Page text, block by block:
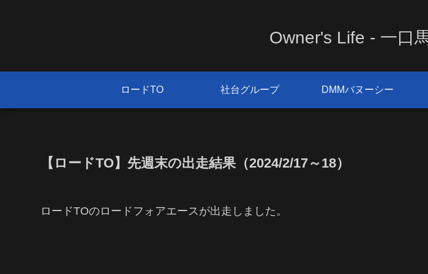
Owner's Life - 一口
ロードTO 社台グループ DMMバヌーシー
【ロードTO】先週末の出走結果（2024/2/17～18）
ロードTOのロードフォアエースが出走しました。